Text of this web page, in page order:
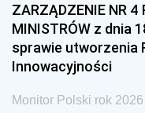
ZARZĄDZENIE NR 4
MINISTRÓW z dnia
sprawie utworzenia
Innowacyjności
Monitor Polski rok